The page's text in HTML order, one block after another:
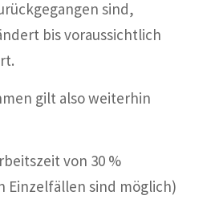
sind,
bis voraussichtlich
gilt also weiterhin
von 30 %
Einzelfällen sind möglich)